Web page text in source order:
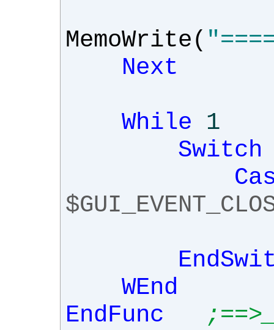
MemoWrite(
Next
While 1
Switch
WEnd
EndFunc